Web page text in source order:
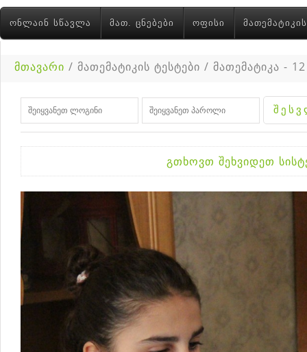
ᲝᲜᲚᲐᲘᲜ ᲡᲬᲐᲕᲚᲐ ᲛᲐᲗ. ᲪᲜᲔᲑᲔᲑᲘ ᲝᲤᲘᲡᲘ
მთავარი / მათემატიკის ტესტები / მათემატიკა -
გთხოვთ შეხვიდეთ